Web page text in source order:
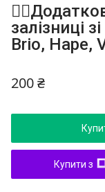
залізниці
Brio, Hape,
200 ₴
Купити з